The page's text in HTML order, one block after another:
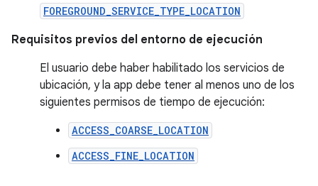
FOREGROUND_SERVICE_TYPE_LOCATION
Requisitos previos del entorno de ejecución
El usuario debe haber habilitado los servicios de
ubicación, y la app debe tener al menos uno de los
siguientes permisos de tiempo de ejecución:
ACCESS_COARSE_LOCATION
ACCESS_FINE_LOCATION